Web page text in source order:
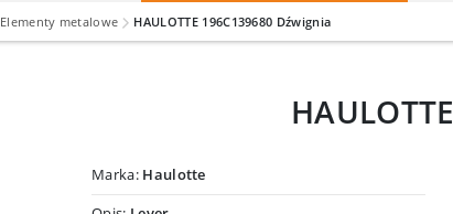
Elementy metalowe HAULOTTE 196C139680 Dźwignia
Marka: Haulotte